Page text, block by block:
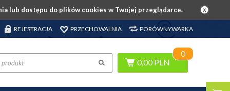
lub dostępu do plików cookies w Twojej przeglądarce.
REJESTRACJA PRZECHOWALNIA PORÓWNYWARKA
0,00 PLN
0